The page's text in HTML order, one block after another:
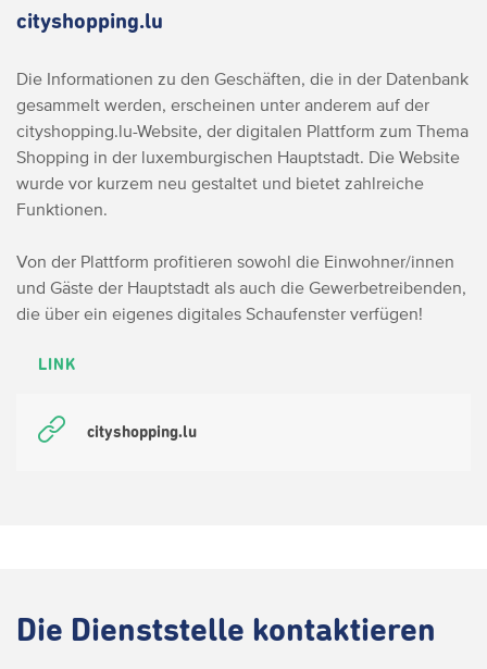
cityshopping.lu
Die Informationen zu den Geschäften, die in der Datenbank
gesammelt werden, erscheinen unter anderem auf der
cityshopping.lu-Website, der digitalen Plattform zum Thema
Shopping in der luxemburgischen Hauptstadt. Die Website
wurde vor kurzem neu gestaltet und bietet zahlreiche
Funktionen.
Von der Plattform profitieren sowohl die Einwohner/innen
und Gäste der Hauptstadt als auch die Gewerbetreibenden,
die über ein eigenes digitales Schaufenster verfügen!
LINK
cityshopping.lu
Die Dienststelle kontaktieren